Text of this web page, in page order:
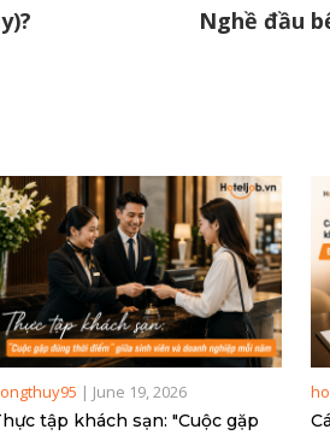
Nghề đầu
| June 19, 2026
tập khách sạn: "Cuộc gặp